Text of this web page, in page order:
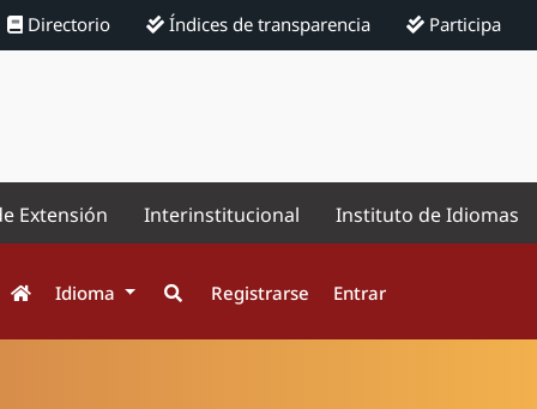
Directorio Índices de transparencia Participa
Extensión Interinstitucional Instituto de Idiomas
Idioma Registrarse Entrar